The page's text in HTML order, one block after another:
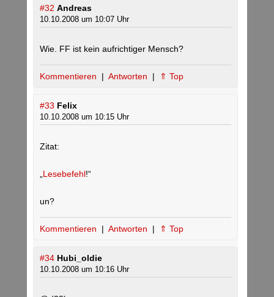
#32 Andreas
10.10.2008 um 10:07 Uhr
Wie. FF ist kein aufrichtiger Mensch?
Kommentieren | Antworten | ⇑ Top
#33 Felix
10.10.2008 um 10:15 Uhr
Zitat:
Lesebefehl!“
un?
Kommentieren | Antworten | ⇑ Top
#34 Hubi_oldie
10.10.2008 um 10:16 Uhr